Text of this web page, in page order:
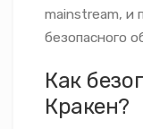
mainstream, и
безопасного
Как
Кракен?